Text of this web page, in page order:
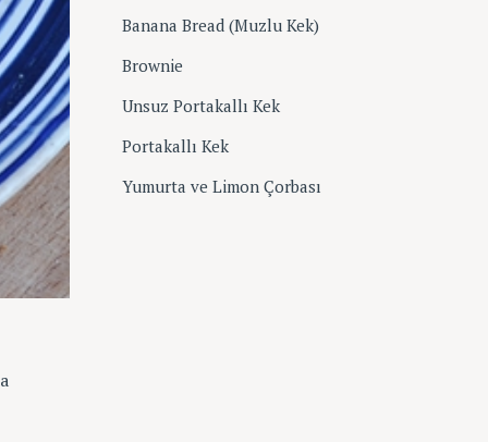
r
e
Banana Bread (Muzlu Kek)
Brownie
Unsuz Portakallı Kek
Portakallı Kek
Yumurta ve Limon Çorbası